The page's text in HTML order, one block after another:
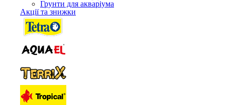
Грунти для акваріума
Акції та знижки